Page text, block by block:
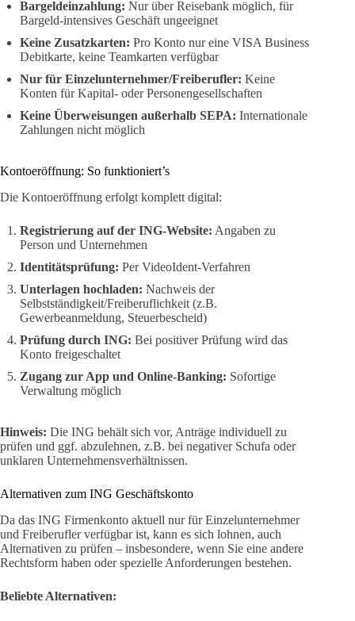
Bargeldeinzahlung: Nur über Reisebank möglich, für
Bargeld-intensives Geschäft ungeeignet
Keine Zusatzkarten: Pro Konto nur eine VISA Business
Debitkarte, keine Teamkarten verfügbar
Nur für Einzelunternehmer/Freiberufler: Keine
Konten für Kapital- oder Personengesellschaften
Keine Überweisungen außerhalb SEPA: Internationale
Zahlungen nicht möglich
Kontoeröffnung: So funktioniert’s
Die Kontoeröffnung erfolgt komplett digital:
Registrierung auf der ING-Website: Angaben zu
Person und Unternehmen
Identitätsprüfung: Per VideoIdent-Verfahren
Unterlagen hochladen: Nachweis der
Selbstständigkeit/Freiberuflichkeit (z.B.
Gewerbeanmeldung, Steuerbescheid)
Prüfung durch ING: Bei positiver Prüfung wird das
Konto freigeschaltet
Zugang zur App und Online-Banking: Sofortige
Verwaltung möglich
Hinweis: Die ING behält sich vor, Anträge individuell zu
prüfen und ggf. abzulehnen, z.B. bei negativer Schufa oder
unklaren Unternehmensverhältnissen.
Alternativen zum ING Geschäftskonto
Da das ING Firmenkonto aktuell nur für Einzelunternehmer
und Freiberufler verfügbar ist, kann es sich lohnen, auch
Alternativen zu prüfen – insbesondere, wenn Sie eine andere
Rechtsform haben oder spezielle Anforderungen bestehen.
Beliebte Alternativen: